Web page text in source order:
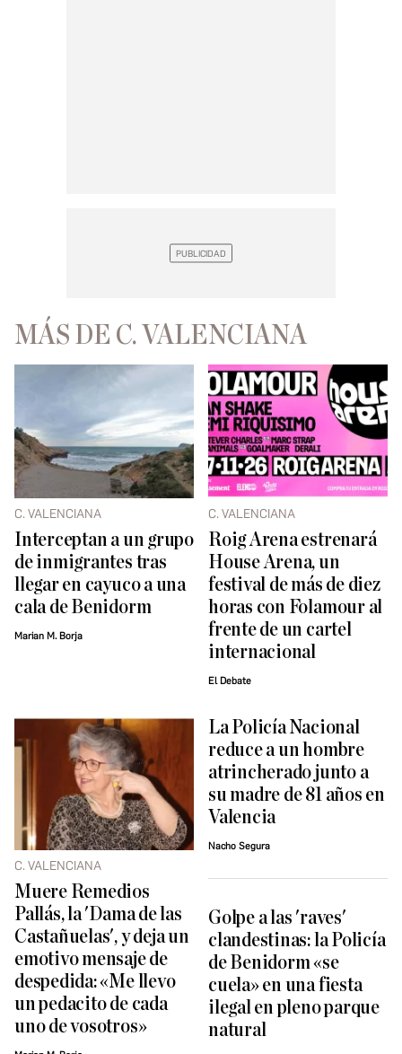
MÁS DE C. VALENCIANA
C. VALENCIANA
Interceptan a un grupo
de inmigrantes tras
llegar en cayuco a una
cala de Benidorm
Marian M. Borja
C. VALENCIANA
Roig Arena estrenará
House Arena, un
festival de más de diez
horas con Folamour al
frente de un cartel
internacional
El Debate
C. VALENCIANA
Muere Remedios
Pallás, la 'Dama de las
Castañuelas', y deja un
emotivo mensaje de
despedida: «Me llevo
un pedacito de cada
uno de vosotros»
La Policía Nacional
reduce a un hombre
atrincherado junto a
su madre de 81 años en
Valencia
Nacho Segura
Golpe a las 'raves'
clandestinas: la Policía
de Benidorm «se
cuela» en una fiesta
ilegal en pleno parque
natural